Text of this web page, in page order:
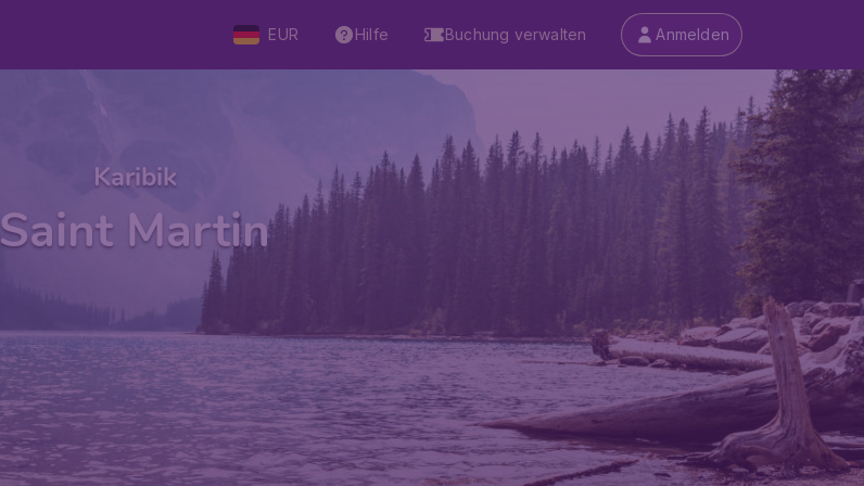
EUR Hilfe Buchung verwalten Anmelden
Karibik
Saint Martin